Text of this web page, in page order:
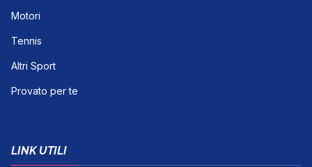
Motori
Tennis
Altri Sport
Provato per te
LINK UTILI